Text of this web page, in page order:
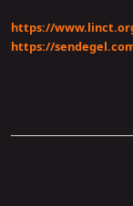
https://
https://